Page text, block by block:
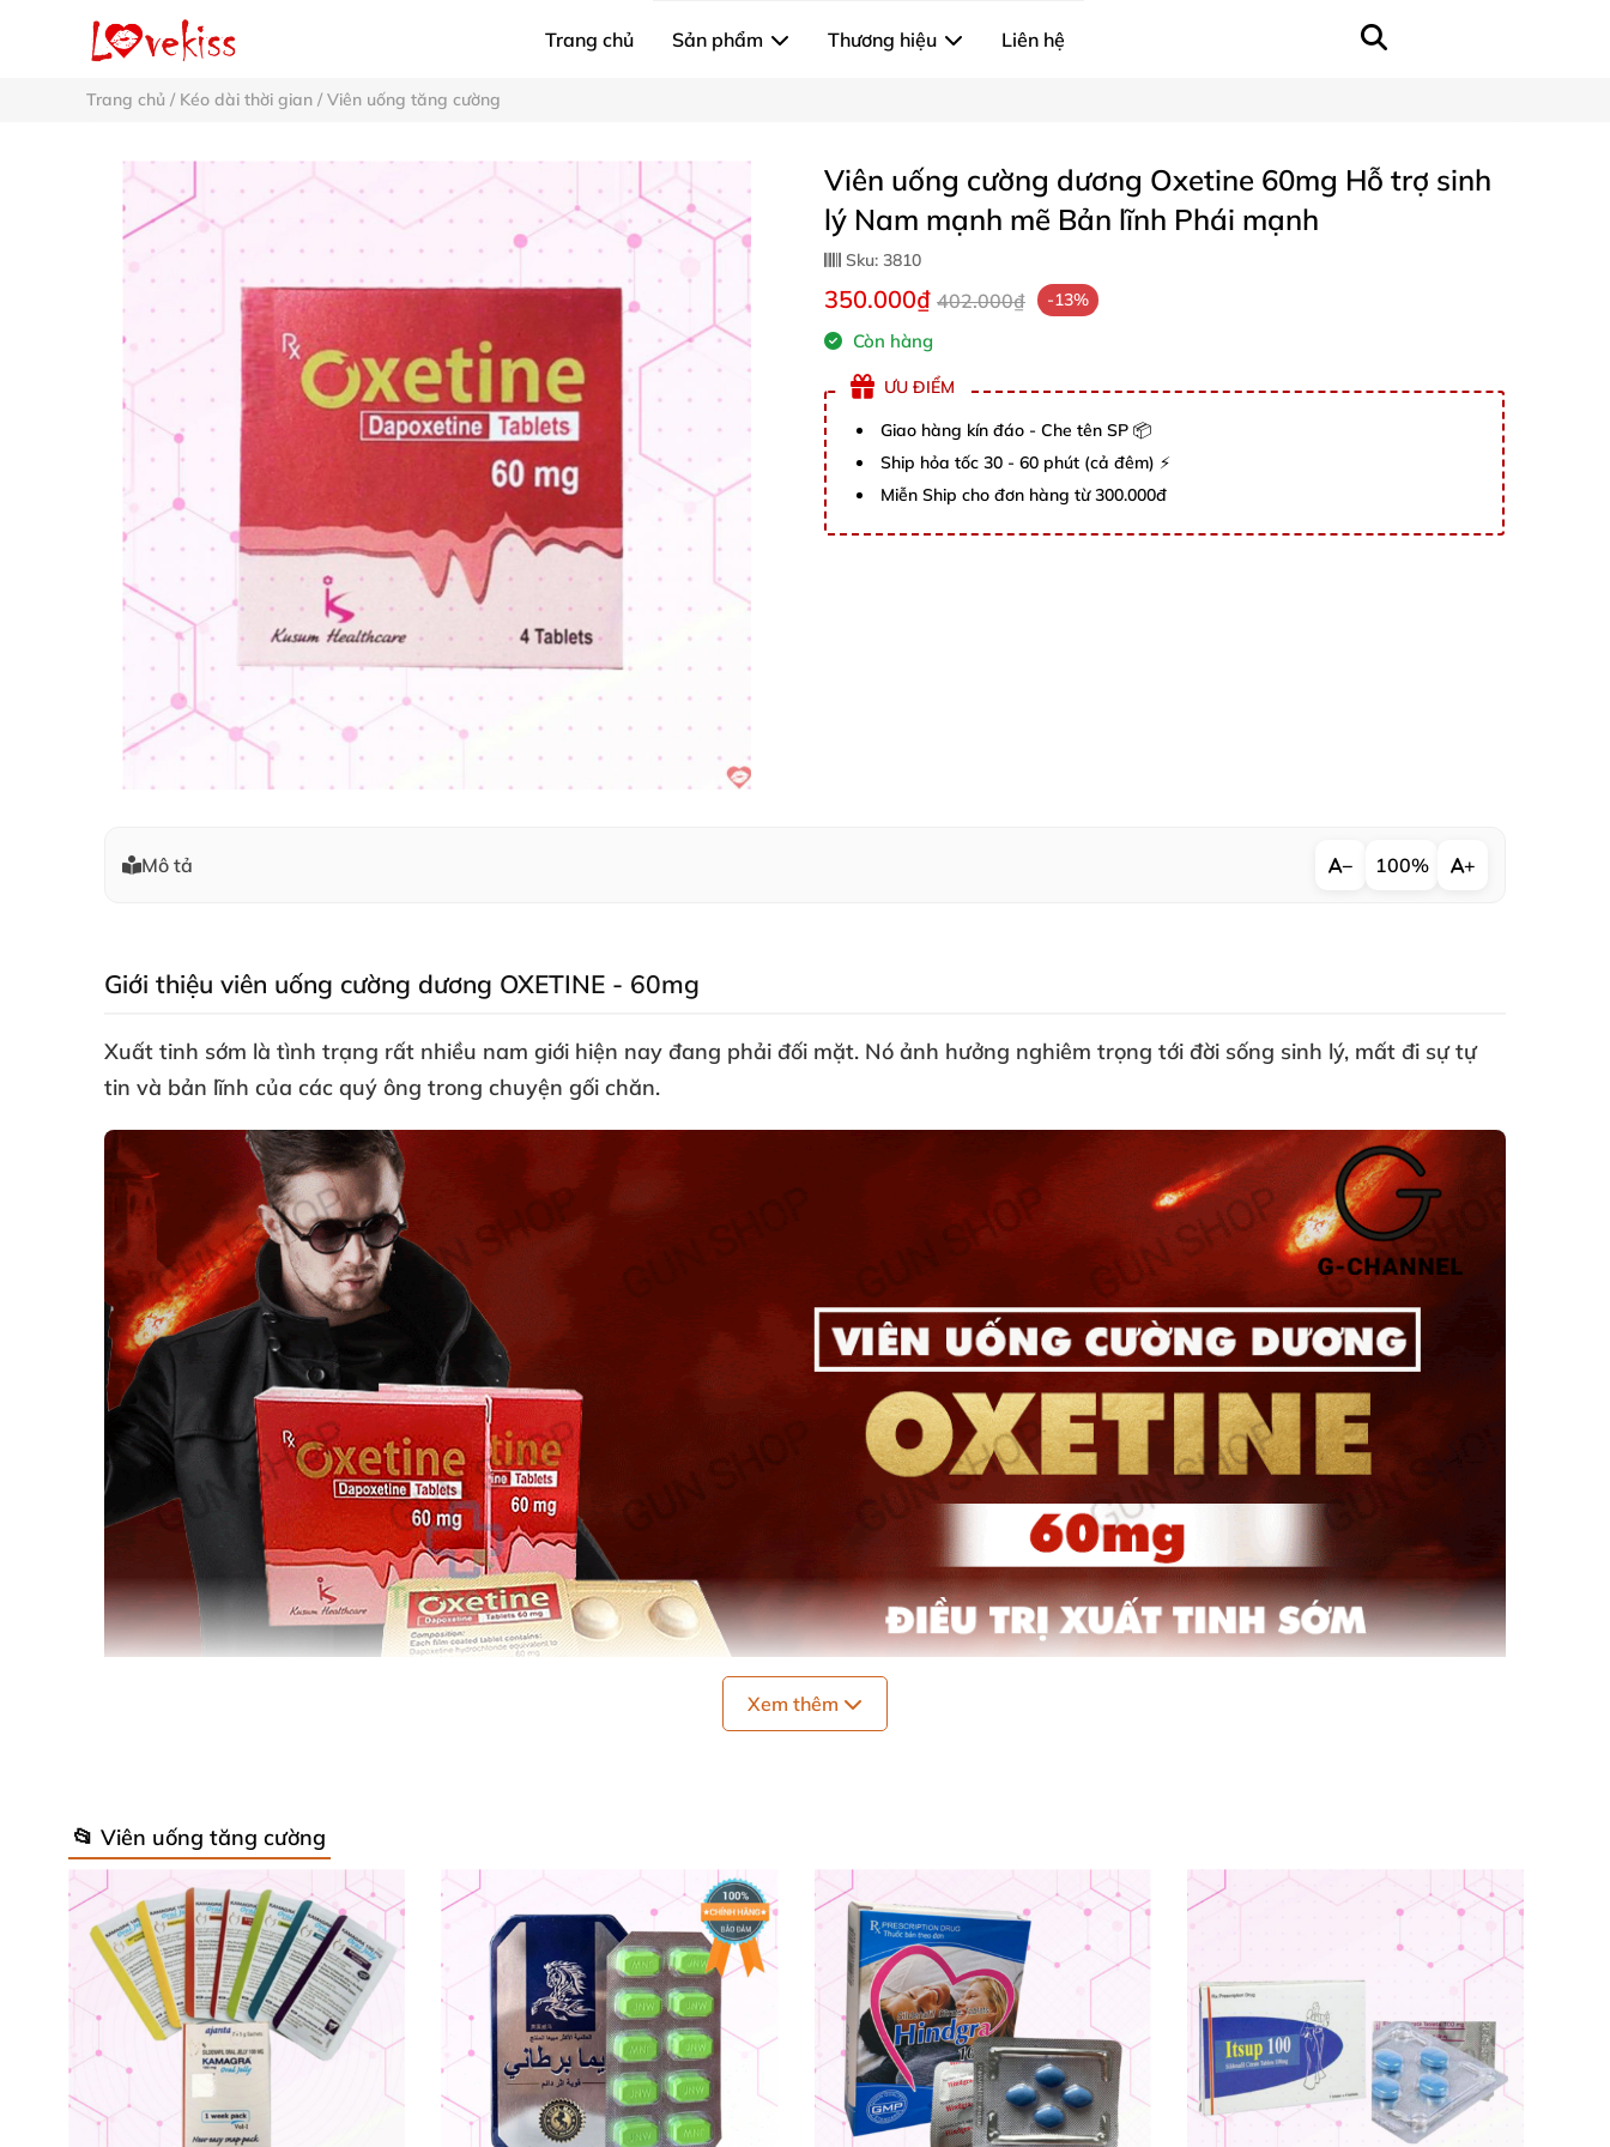
Trang chủ Sản phẩm Thương hiệu Liên hệ
Trang chủ / Kéo dài thời gian / Viên uống tăng cường
Viên uống cường dương Oxetine 60mg Hỗ trợ sinh
lý Nam mạnh mẽ Bản lĩnh Phái mạnh
Sku: 3810
350.000₫ 402.000₫ -13%
Còn hàng
ƯU ĐIỂM
Giao hàng kín đáo - Che tên SP 📦
Ship hỏa tốc 30 - 60 phút (cả đêm) ⚡
Miễn Ship cho đơn hàng từ 300.000đ
Mô tả − 100% +
Giới thiệu viên uống cường dương OXETINE - 60mg
Xuất tinh sớm là tình trạng rất nhiều nam giới hiện nay đang phải đối mặt. Nó ảnh hưởng nghiêm trọng tới đời sống sinh lý, mất đi sự tự
tin và bản lĩnh của các quý ông trong chuyện gối chăn.
Là một sản phẩm thuốc cường dương của Ấn Độ , viên uống tăng cường sinh lý OXETINE - 60mg
và đang giúp hàng triệu nam giới sử dụng kiểm
soátvà điều trị thành công tình trạng xuất tinh sớm . Sản phẩm bào chế tiện lợi, sử dụng dễ dàng; hiệu quả nhanh chóng
, luôn là một trong
những viên uống điều trị xuất tinh sớm
được quan tâm nhiều nhất ở thời điểm hiện tại.
Tác dụngcủa sản phẩm viên uống cường dương OXETINE - 60mg
- OXETINE - 60mg giúp điều trị tình trạng xuất tinh sớm, trên bảo dưới không nghe.
- Giúp kéo dài thời gian quan hệ , lấy lại bản lĩnh gối chăncủa phái mạnh.
Xem thêm
📂 Viên uống tăng cường